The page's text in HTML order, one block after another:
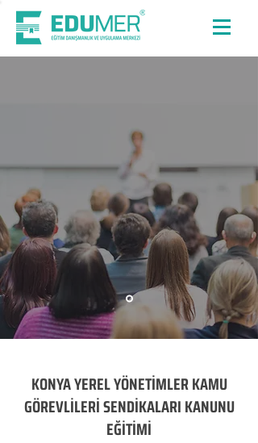
KONYA YEREL YÖNETİMLER KAMU
GÖREVLİLERİ SENDİKALARI KANUNU
EĞİTİMİ